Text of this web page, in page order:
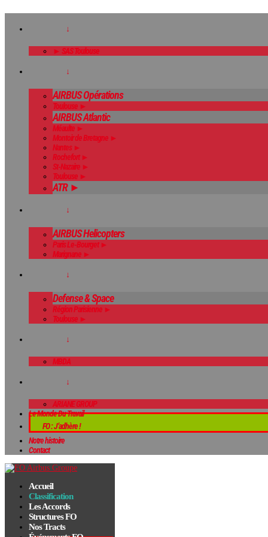
↓
► SAS Toulouse
↓
AIRBUS Opérations
Toulouse ►
AIRBUS Atlantic
Méaulte ►
Montoir de Bretagne ►
Nantes ►
Rochefort ►
St-Nazaire ►
Toulouse ►
ATR ►
↓
AIRBUS Helicopters
Paris Le-Bourget ►
Marignane ►
↓
Defense & Space
Région Parisienne ►
Toulouse ►
↓
MBDA
↓
ARIANE GROUP
Le Monde Du Travail
FO : J’adhère !
Notre histoire
Contact
Accueil
Classification
Les Accords
Structures FO
Nos Tracts